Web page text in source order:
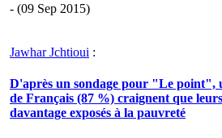
- (09 Sep 2015)
Jawhar Jchtioui :
D'après un sondage pour "Le point",
de Français (87 %) craignent que
davantage exposés à la pauvreté